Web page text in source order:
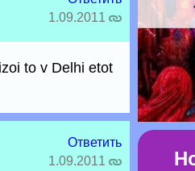
1.09.2011
to v Delhi etot
Ответить
1.09.2011